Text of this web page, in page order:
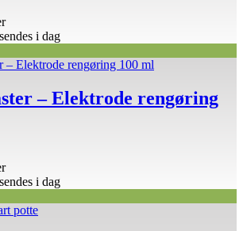
i dag
– Elektrode rengøring
i dag